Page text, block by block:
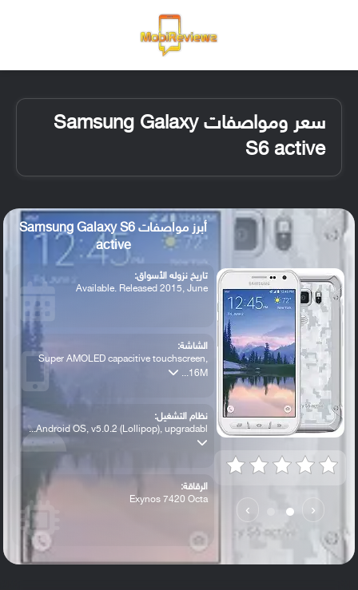
سعر ومواصفات Samsung Galaxy
S6 active
‹
›
أبرز مواصفات Samsung Galaxy S6
active
تاريخ نزوله الأسواق:
Available. Released 2015, June
الشاشة:
Super AMOLED capacitive touchscreen,
16M...
نظام التشغيل:
Android OS, v5.0.2 (Lollipop), upgradabl...
الرقاقة:
Exynos 7420 Octa
الرام / التخزين: